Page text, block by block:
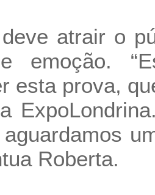
atrair o
emoção.
esta prova,
Roberta.